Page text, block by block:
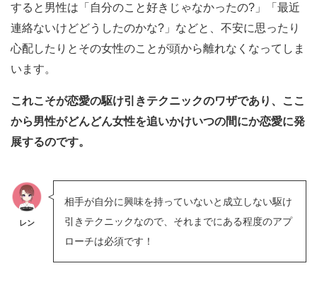
すると男性は「自分のこと好きじゃなかったの?」「最近
連絡ないけどどうしたのかな?」などと、不安に思ったり
心配したりとその女性のことが頭から離れなくなってしま
います。
これこそが恋愛の駆け引きテクニックのワザであり、ここ
から男性がどんどん女性を追いかけいつの間にか恋愛に発
展するのです。
レン
相手が自分に興味を持っていないと成立しない駆け
引きテクニックなので、それまでにある程度のアプ
ローチは必須です！